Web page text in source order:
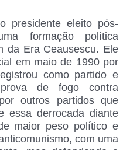
presidente eleito pós-
formação política
da Era Ceausescu. Ele
em maio de 1990 por
como partido e
de fogo contra
outros partidos que
essa derrocada diante
maior peso político e
com uma